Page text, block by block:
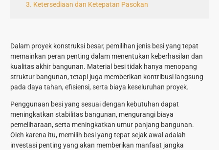
3. Ketersediaan dan Ketepatan Pasokan
Dalam proyek konstruksi besar, pemilihan jenis besiyang tepat
memainkan peran penting dalam menentukan keberhasilan dan
kualitas akhir bangunan. Material besi tidak hanya menopang
struktur bangunan, tetapi juga memberikan kontribusi langsung
pada daya tahan, efisiensi, serta biaya keseluruhan proyek.
Penggunaan besi yang sesuai dengan kebutuhan dapat
meningkatkan stabilitas bangunan, mengurangi biaya
pemeliharaan, serta meningkatkan umur panjang bangunan.
Oleh karena itu, memilih besi yang tepat sejak awal adalah
investasi penting yang akan memberikan manfaat jangka